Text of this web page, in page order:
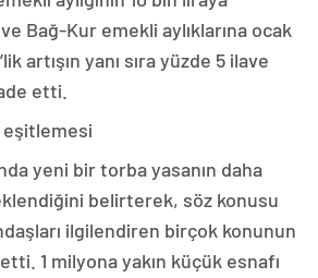
ve Bağ-Kur emekli aylıklarına ocak
artışın yanı sıra yüzde 5 ilave
etti.
eşitlemesi
yeni bir torba yasanın daha
belirterek, söz konusu
ilgilendiren birçok konunun
1 milyona yakın küçük esnafı